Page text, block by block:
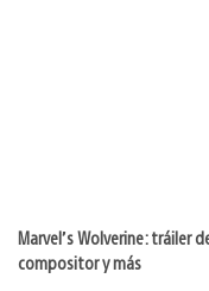
Marvel’s Wolverine: tráiler
compositor y más